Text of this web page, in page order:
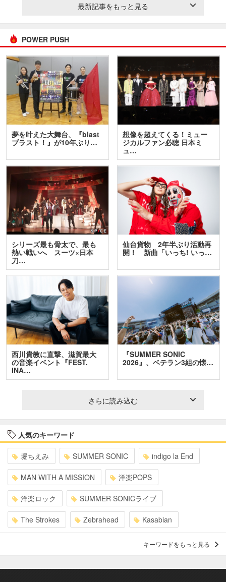
最新記事をもっと見る
POWER PUSH
夢を叶えた大舞台、『blast
ブラスト！』が10年ぶり…
想像を超えてくる！ミュー
ジカルファン必聴 日本ミ
ュ…
シリーズ最も骨太で、最も
熱い戦いへ スーツ×日本
刀…
仙台貨物 2年半ぶり活動再
開！ 新曲「いっち! いっ…
西川貴教に直撃、滋賀最大
の音楽イベント『FEST.
INA…
『SUMMER SONIC
2026』、ベテラン3組の懐…
さらに読み込む
人気のキーワード
堀ちえみ SUMMER SONIC indigo la End
MAN WITH A MISSION 洋楽POPS
洋楽ロック SUMMER SONICライブ
The Strokes Zebrahead Kasabian
キーワードをもっと見る